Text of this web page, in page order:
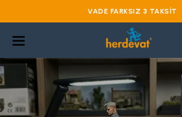
VADE FARKSIZ 3 TAKSIT